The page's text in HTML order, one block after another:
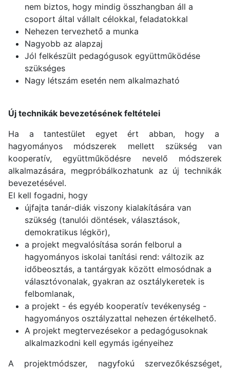
nem biztos, hogy mindig összhangban áll a
csoport által vállalt célokkal, feladatokkal
Nehezen tervezhető a munka
Nagyobb az alapzaj
Jól felkészült pedagógusok együttműködése
szükséges
Nagy létszám esetén nem alkalmazható
Új technikák bevezetésének feltételei
Ha a tantestület egyet ért abban, hogy a
hagyományos módszerek mellett szükség van
kooperatív, együttműködésre nevelő módszerek
alkalmazására, megpróbálkozhatunk az új technikák
bevezetésével.
El kell fogadni, hogy
újfajta tanár-diák viszony kialakítására van
szükség (tanulói döntések, választások,
demokratikus légkör),
a projekt megvalósítása során felborul a
hagyományos iskolai tanítási rend: változik az
időbeosztás, a tantárgyak között elmosódnak a
választóvonalak, gyakran az osztálykeretek is
felbomlanak,
a projekt - és egyéb kooperatív tevékenység -
hagyományos osztályzattal nehezen értékelhető.
A projekt megtervezésekor a pedagógusoknak
alkalmazkodni kell egymás igényeihez
A projektmódszer, nagyfokú szervezőkészséget,